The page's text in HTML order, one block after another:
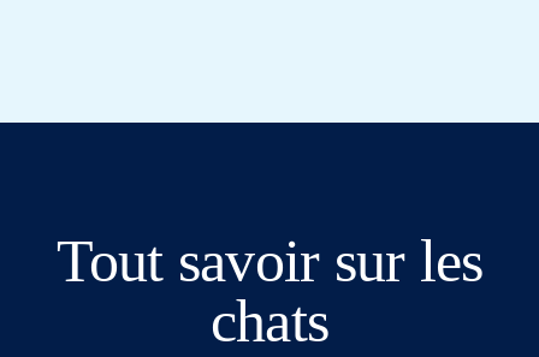
Tout savoir sur les
chats